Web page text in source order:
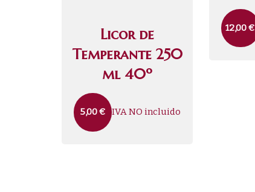
Licor de
Temperante 250
ml 40º
5,00€ IVA NO incluido
12,00€